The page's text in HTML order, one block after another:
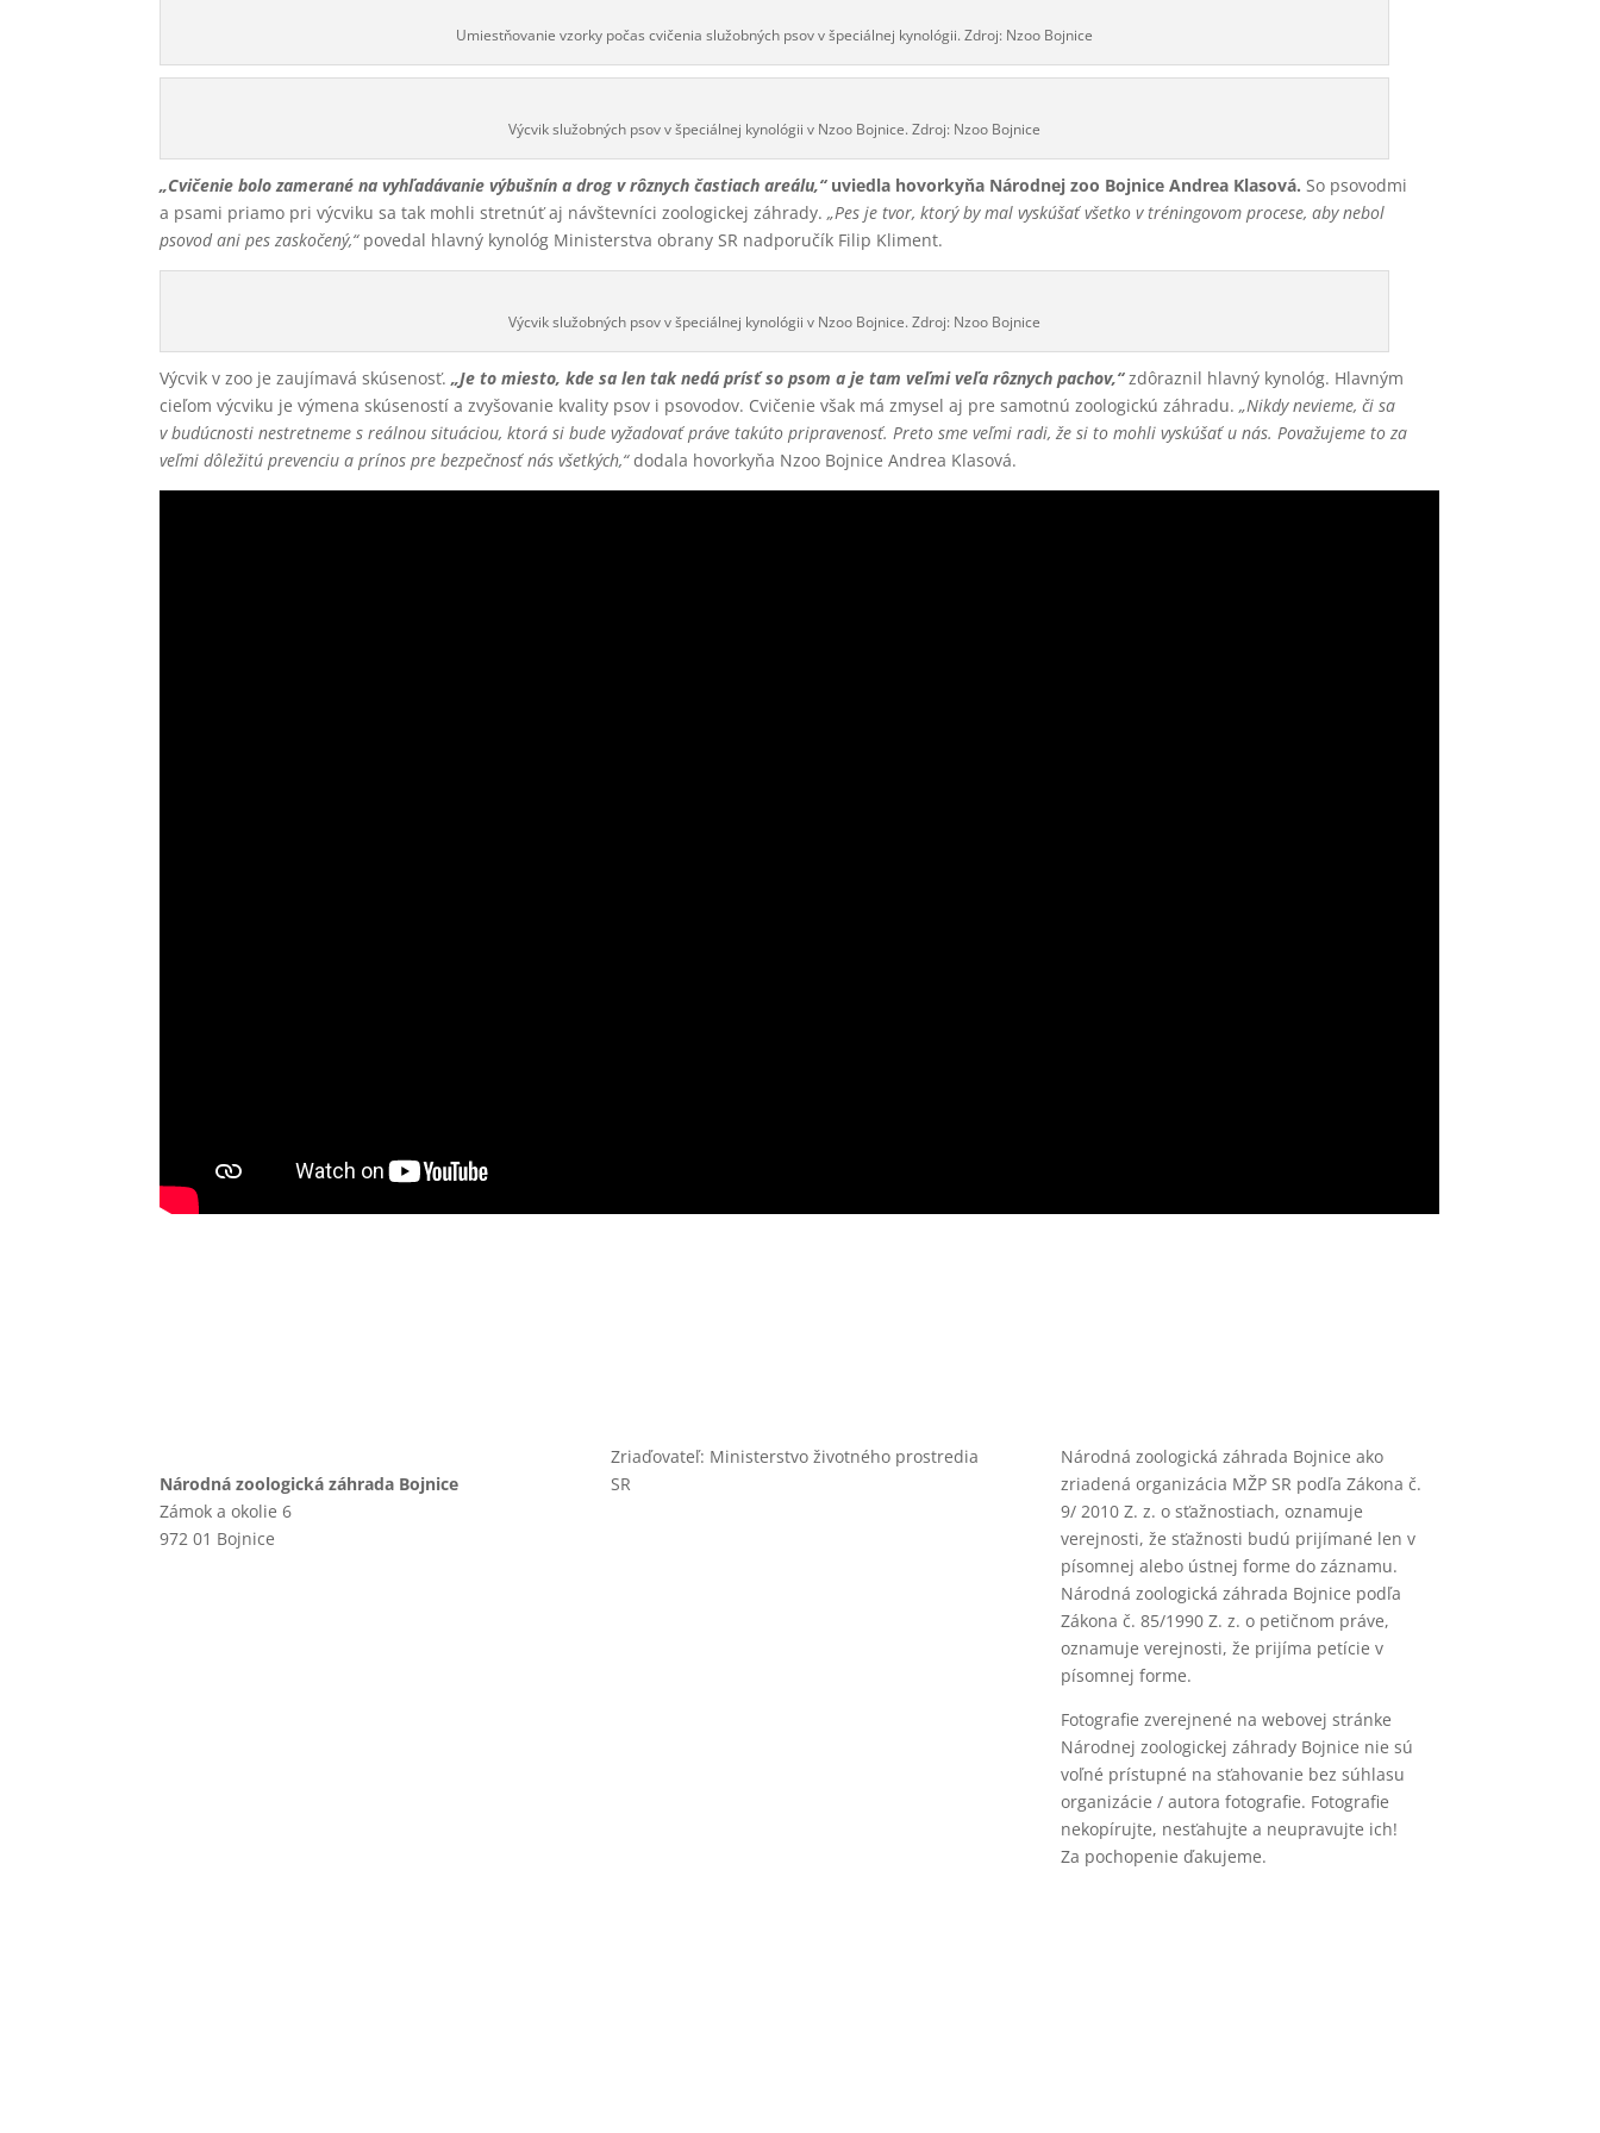
Umiestňovanie vzorky počas cvičenia služobných psov v špeciálnej kynológii. Zdroj: Nzoo Bojnice
Výcvik služobných psov v špeciálnej kynológii v Nzoo Bojnice. Zdroj: Nzoo Bojnice
„Cvičenie bolo zamerané na vyhľadávanie výbušnín a drog v rôznych častiach areálu,“uviedla hovorkyňa Národnej zoo Bojnice Andrea Klasová. So psovodmi
a psami priamo pri výcviku sa tak mohli stretnúť aj návštevníci zoologickej záhrady.„Pes je tvor, ktorý by mal vyskúšať všetko v tréningovom procese, aby nebol
psovod ani pes zaskočený,“povedal hlavný kynológ Ministerstva obrany SR nadporučík Filip Kliment.
Výcvik služobných psov v špeciálnej kynológii v Nzoo Bojnice. Zdroj: Nzoo Bojnice
Výcvik v zoo je zaujímavá skúsenosť.„Je to miesto, kde sa len tak nedá prísť so psom a je tam veľmi veľa rôznych pachov,“ zdôraznil hlavný kynológ. Hlavným
cieľom výcviku je výmena skúseností a zvyšovanie kvality psov i psovodov. Cvičenie však má zmysel aj pre samotnú zoologickú záhradu.„Nikdy nevieme, či sa
v budúcnosti nestretneme s reálnou situáciou, ktorá si bude vyžadovať práve takúto pripravenosť. Preto sme veľmi radi, že si to mohli vyskúšať u nás. Považujeme to za
veľmi dôležitú prevenciu a prínos pre bezpečnosť nás všetkých,“dodala hovorkyňa Nzoo Bojnice Andrea Klasová.
Národná zoologická záhrada Bojnice
Zámok a okolie 6
972 01 Bojnice
Zriaďovateľ: Ministerstvo životného prostredia
SR
Národná zoologická záhrada Bojnice ako
zriadená organizácia MŽP SR podľa Zákona č.
9/ 2010 Z. z. o sťažnostiach, oznamuje
verejnosti, že sťažnosti budú prijímané len v
písomnej alebo ústnej forme do záznamu.
Národná zoologická záhrada Bojnice podľa
Zákona č. 85/1990 Z. z. o petičnom práve,
oznamuje verejnosti, že prijíma petície v
písomnej forme.
Fotografie zverejnené na webovej stránke
Národnej zoologickej záhrady Bojnice nie sú
voľné prístupné na sťahovanie bez súhlasu
organizácie / autora fotografie. Fotografie
nekopírujte, nesťahujte a neupravujte ich!
Za pochopenie ďakujeme.